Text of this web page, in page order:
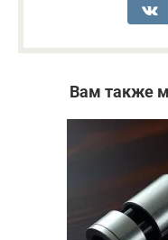
Вам также